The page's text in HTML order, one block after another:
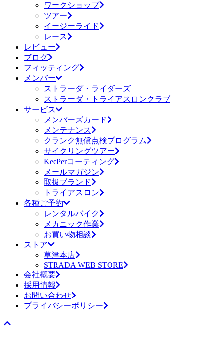
ワークショップ
ツアー
イージーライド
レース
レビュー
ブログ
フィッティング
メンバー
ストラーダ・ライダーズ
ストラーダ・トライアスロンクラブ
サービス
メンバーズカード
メンテナンス
クランク無償点検プログラム
サイクリングツアー
KeePerコーティング
メールマガジン
取扱ブランド
トライアスロン
各種ご予約
レンタルバイク
メカニック作業
お買い物相談
ストア
草津本店
STRADA WEB STORE
会社概要
採用情報
お問い合わせ
プライバシーポリシー